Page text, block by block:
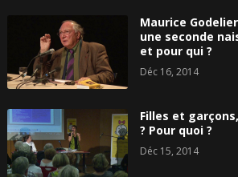
Maurice
une seconde
et pour qui ?
Déc 16, 2014
Filles et
? Pour quoi ?
Déc 15, 2014